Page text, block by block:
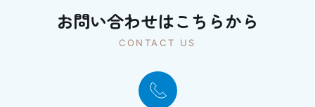
お問い合わせはこちらから
CONTACT US